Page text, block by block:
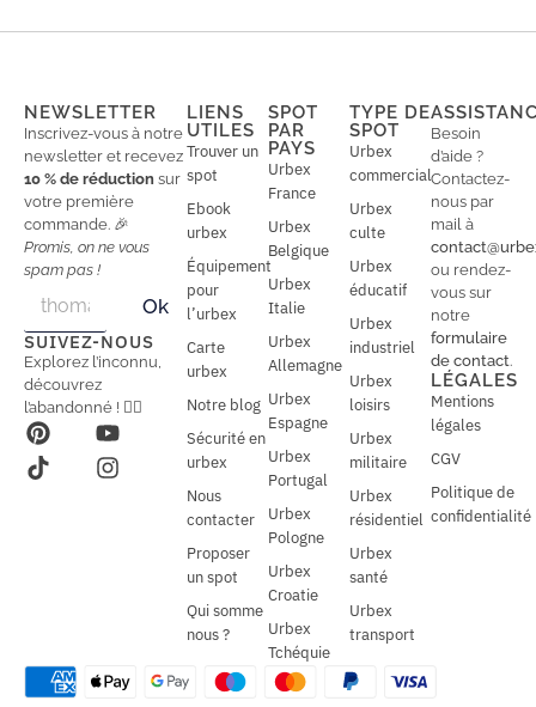
NEWSLETTER
Inscrivez-vous à notre
newsletter et recevez
10 % de réduction sur
votre première
commande. 🎉
Promis, on ne vous
spam pas !
a
i
l
a
i
l
*
Ok
SUIVEZ-NOUS
Explorez l’inconnu,
découvrez
l’abandonné ! 🕵️‍♂️
LIENS
UTILES
Trouver un
spot
Ebook
urbex
Équipement
pour
l’urbex
Carte
urbex
Notre blog
Sécurité en
urbex
Nous
contacter
Proposer
un spot
Qui somme
nous ?
SPOT
PAR
PAYS
Urbex
France
Urbex
Belgique
Urbex
Italie
Urbex
Allemagne
Urbex
Espagne
Urbex
Portugal
Urbex
Pologne
Urbex
Croatie
Urbex
Tchéquie
TYPE DE
SPOT
Urbex
commercial
Urbex
culte
Urbex
éducatif
Urbex
industriel
Urbex
loisirs
Urbex
militaire
Urbex
résidentiel
Urbex
santé
Urbex
transport
Besoin
d’aide ?
Contactez-
nous par
mail à
ou rendez-
vous sur
notre
formulaire
de contact.
LÉGALES
Mentions
légales
CGV
Politique de
confidentialité